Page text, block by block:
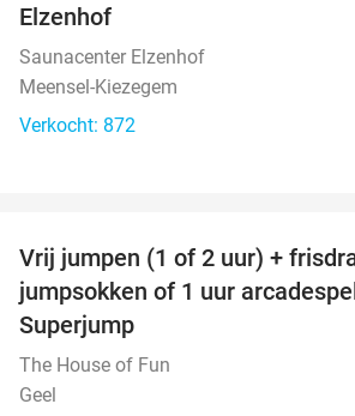
Elzenhof
Saunacenter Elzenhof
Meensel-Kiezegem
Verkocht: 872
Vrij jumpen (1 of 2 uur) +
jumpsokken of 1 uur
Superjump
The House of Fun
Geel